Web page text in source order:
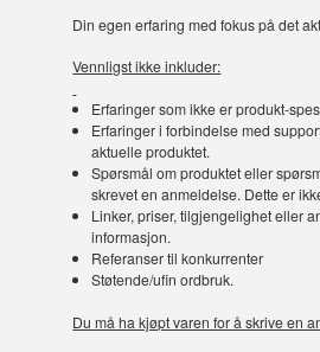
Din egen erfaring med fokus på det
Vennligst ikke inkluder:
Erfaringer som ikke er produkt-
Erfaringer i forbindelse med
aktuelle produktet.
Spørsmål om produktet eller
skrevet en anmeldelse. Dette er
Linker, priser, tilgjengelighet eller
informasjon.
Referanser til konkurrenter
Støtende/ufin ordbruk.
Du må ha kjøpt varen for å skrive en